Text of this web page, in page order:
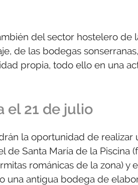
del sector hostelero de
de las bodegas
propia, todo ello en una
el 21 de julio
la oportunidad de realizar
de Santa María de la Piscina
románicas de la zona) y
una antigua bodega de